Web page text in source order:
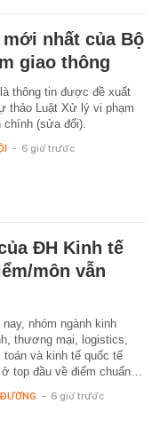
nhất của Bộ
giao thông
thông tin được đề xuất
thảo Luật Xử lý vi phạm
chính (sửa đổi).
- 6 giờ trước
ĐH Kinh tế
môn vẫn
nay, nhóm ngành kinh
thương mại, logistics,
toán và kinh tế quốc tế
ở top đầu về điểm chuẩn…
- 6 giờ trước